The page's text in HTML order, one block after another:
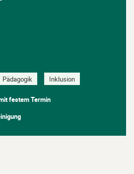
Pädagogik Inklusion
festem Termin